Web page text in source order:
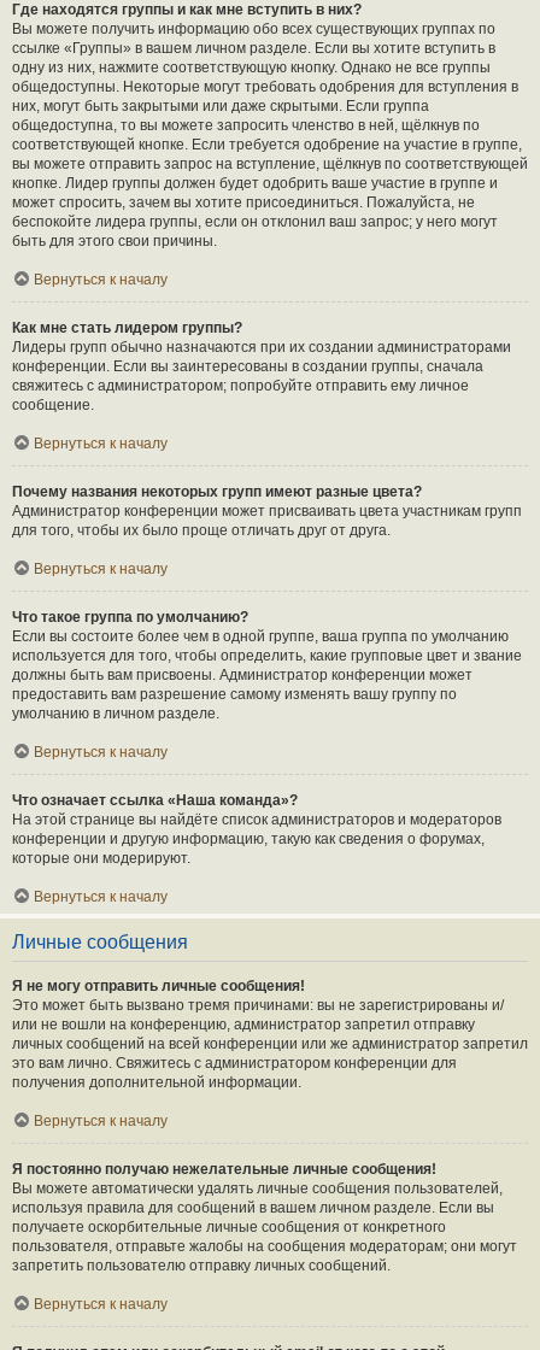
Где находятся группы и как мне вступить в них?
Вы можете получить информацию обо всех существующих группах по
ссылке «Группы» в вашем личном разделе. Если вы хотите вступить в
одну из них, нажмите соответствующую кнопку. Однако не все группы
общедоступны. Некоторые могут требовать одобрения для вступления в
них, могут быть закрытыми или даже скрытыми. Если группа
общедоступна, то вы можете запросить членство в ней, щёлкнув по
соответствующей кнопке. Если требуется одобрение на участие в группе,
вы можете отправить запрос на вступление, щёлкнув по соответствующей
кнопке. Лидер группы должен будет одобрить ваше участие в группе и
может спросить, зачем вы хотите присоединиться. Пожалуйста, не
беспокойте лидера группы, если он отклонил ваш запрос; у него могут
быть для этого свои причины.
Вернуться к началу
Как мне стать лидером группы?
Лидеры групп обычно назначаются при их создании администраторами
конференции. Если вы заинтересованы в создании группы, сначала
свяжитесь с администратором; попробуйте отправить ему личное
сообщение.
Вернуться к началу
Почему названия некоторых групп имеют разные цвета?
Администратор конференции может присваивать цвета участникам групп
для того, чтобы их было проще отличать друг от друга.
Вернуться к началу
Что такое группа по умолчанию?
Если вы состоите более чем в одной группе, ваша группа по умолчанию
используется для того, чтобы определить, какие групповые цвет и звание
должны быть вам присвоены. Администратор конференции может
предоставить вам разрешение самому изменять вашу группу по
умолчанию в личном разделе.
Вернуться к началу
Что означает ссылка «Наша команда»?
На этой странице вы найдёте список администраторов и модераторов
конференции и другую информацию, такую как сведения о форумах,
которые они модерируют.
Вернуться к началу
Личные сообщения
Я не могу отправить личные сообщения!
Это может быть вызвано тремя причинами: вы не зарегистрированы и/
или не вошли на конференцию, администратор запретил отправку
личных сообщений на всей конференции или же администратор запретил
это вам лично. Свяжитесь с администратором конференции для
получения дополнительной информации.
Вернуться к началу
Я постоянно получаю нежелательные личные сообщения!
Вы можете автоматически удалять личные сообщения пользователей,
используя правила для сообщений в вашем личном разделе. Если вы
получаете оскорбительные личные сообщения от конкретного
пользователя, отправьте жалобы на сообщения модераторам; они могут
запретить пользователю отправку личных сообщений.
Вернуться к началу